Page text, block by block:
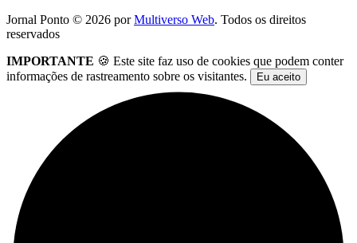
Jornal Ponto © 2026 porMultiverso Web. Todos os direitos
reservados
IMPORTANTE 🍪 Este site faz uso de cookies que podem conter
informações de rastreamento sobre os visitantes.
Eu aceito